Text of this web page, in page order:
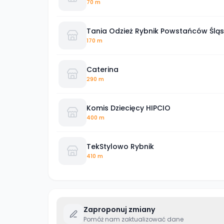
70 m
Tania Odzież Rybnik Powstańców
170 m
Caterina
290 m
Komis Dziecięcy HIPCIO
400 m
TekStylowo Rybnik
410 m
Zaproponuj zmiany
Pomóż nam zaktualizować dane